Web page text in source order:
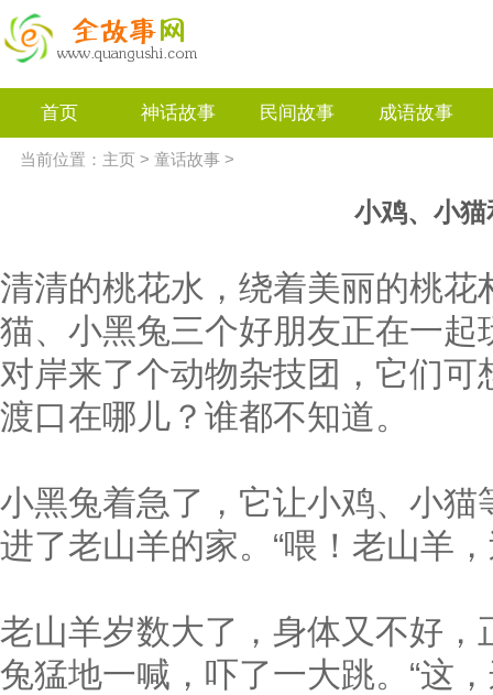
首页 神话故事 民间故事 成语故事
当前位置： 主页 > 童话故事 >
小鸡、小猫
清清的桃花水，绕着美丽的桃
猫、小黑兔三个好朋友正在一
对岸来了个动物杂技团，它们
渡口在哪儿？谁都不知道。
小黑兔着急了，它让小鸡、小
进了老山羊的家。“喂！老山羊
老山羊岁数大了，身体又不好
兔猛地一喊，吓了一大跳。“这